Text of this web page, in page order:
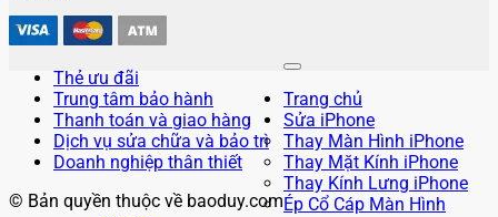
Thẻ ưu đãi
Trung tâm bảo hành
Thanh toán và giao hàng
Dịch vụ sửa chữa và bảo trì
Doanh nghiệp thân thiết
© Bản quyền thuộc về baoduy.com
Trang chủ
Sửa iPhone
Thay Màn Hình iPhone
Thay Mặt Kính iPhone
Thay Kính Lưng iPhone
Ép Cổ Cáp Màn Hình